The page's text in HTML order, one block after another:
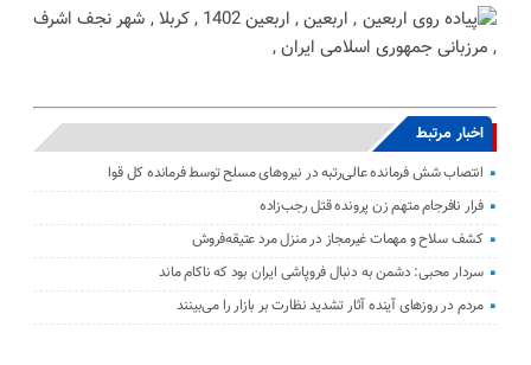
اخبار مرتبط
انتصاب شش فرمانده عالی‌رتبه در نیروهای مسلح توسط فرمانده کل قوا
فرار نافرجام متهم زن پرونده قتل رجب‌زاده
کشف سلاح و مهمات غیرمجاز در منزل مرد عتیقه‌فروش
سردار محبی: دشمن به دنبال فروپاشی ایران بود که ناکام ماند
مردم در روزهای آینده آثار تشدید نظارت بر بازار را می‌بینند